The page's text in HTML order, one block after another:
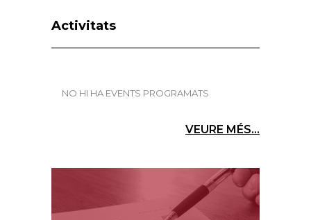
Activitats
NO HI HA EVENTS PROGRAMATS
VEURE MÉS...